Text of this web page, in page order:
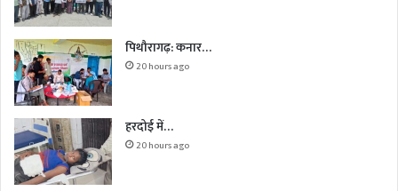
पिथौरागढ़: कनार…
20 hours ago
हरदोई में…
20 hours ago